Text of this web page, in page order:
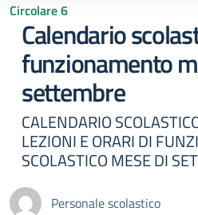
Circolare 6
Calendario
funzionamento
settembre
CALENDARIO
LEZIONI E ORARI DI
SCOLASTICO MESE DI
Personale scolastico